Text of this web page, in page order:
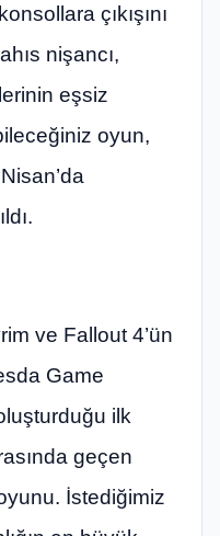
çıkışını
nişancı,
eşsiz
oyun,
ve Fallout 4’ün
Game
ilk
geçen
İstediğimiz